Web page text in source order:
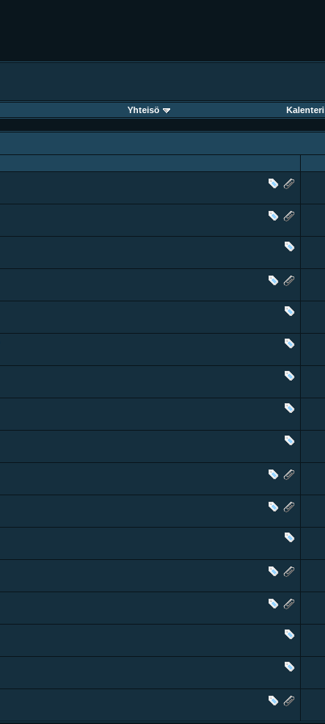
Yhteisö Kalenteri